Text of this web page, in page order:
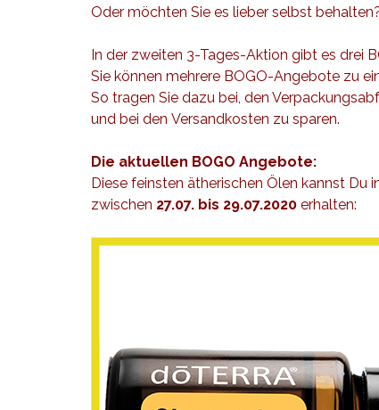
Oder möchten Sie es lieber selbst
In der zweiten 3-Tages-Aktion gibt es drei
Sie können mehrere BOGO-Angebote zu
So tragen Sie dazu bei, den
und bei den Versandkosten zu sparen.
Die aktuellen BOGO Angebote:
Diese feinsten ätherischen Ölen kannst Du
zwischen 27.07. bis 29.07.2020 erhalten: